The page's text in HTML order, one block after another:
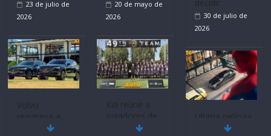
2026
reingresa a
Ecuador de la
mano de
Quito se alista
para un nuevo
Kia Open del
PGA Tour
Americas
20 de mayo de
30 de julio de
2026
‘Spider‑Man:
Brand New